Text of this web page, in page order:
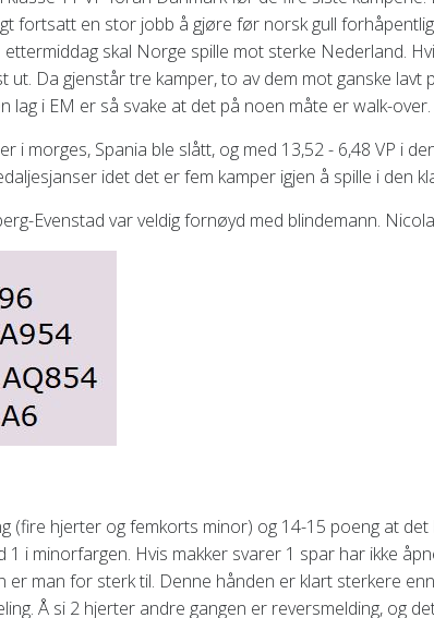
fortsatt en stor jobb å gjøre før norsk gull
ettermiddag skal Norge spille mot sterke Nederland.
ut. Da gjenstår tre kamper, to av dem mot ganske lavt
lag i EM er så svake at det på noen måte er walk-over.
i morges, Spania ble slått, og med 13,52 - 6,48 VP i
idet det er fem kamper igjen å spille i den
Evenstad var veldig fornøyd med blindemann.
(fire hjerter og femkorts minor) og 14-15 poeng at det
1 i minorfargen. Hvis makker svarer 1 spar har ikke
er man for sterk til. Denne hånden er klart sterkere
Å si 2 hjerter andre gangen er reversmelding, og